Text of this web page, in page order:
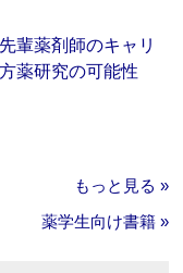
輩薬剤師のキャリ
薬研究の可能性
もっと見る »
薬学生向け書籍 »